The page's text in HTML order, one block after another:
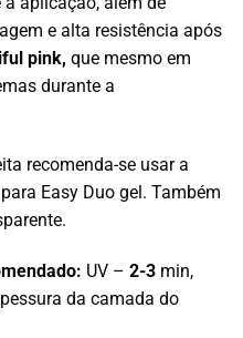
e alta resistência após
pink, que mesmo em
durante a
recomenda-se usar a
Easy Duo gel. Também
UV – 2-3 min,
da camada do